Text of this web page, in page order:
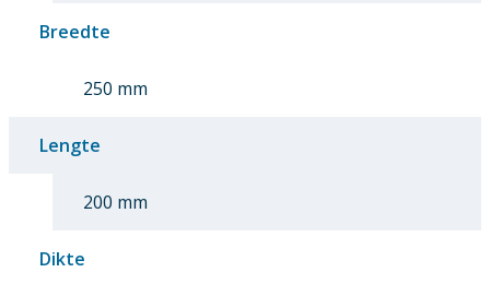
Breedte
250 mm
Lengte
200 mm
Dikte